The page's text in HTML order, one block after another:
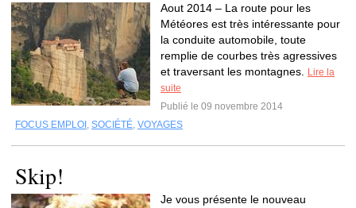
Aout 2014 – La route pour les
Météores est très intéressante pour
la conduite automobile, toute
remplie de courbes très agressives
et traversant les montagnes.
Lire la
suite
Publié le 09 novembre 2014
FOCUS EMPLOI , SOCIÉTÉ, VOYAGES
Skip!
Je vous présente le nouveau